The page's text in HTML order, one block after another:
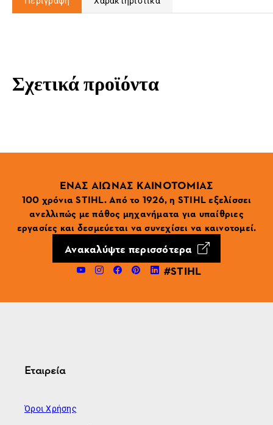
Σχετικά προϊόντα
ΕΝΑΣ ΑΙΩΝΑΣ ΚΑΙΝΟΤΟΜΙΑΣ
100 χρόνια STIHL. Από το 1926, η STIHL εξελίσσει
ανελλιπώς με πάθος μηχανήματα για υπαίθριες
εργασίες και δεσμεύεται να συνεχίσει να καινοτομεί.
Ανακαλύψτε περισσότερα
#STIHL
Εταιρεία
Όροι Χρήσης